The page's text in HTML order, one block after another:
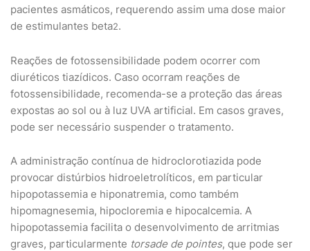
pacientes asmáticos, requerendo assim uma dose maior
de estimulantes beta2.
Reações de fotossensibilidade podem ocorrer com
diuréticos tiazídicos. Caso ocorram reações de
fotossensibilidade, recomenda-se a proteção das áreas
expostas ao sol ou à luz UVA artificial. Em casos graves,
pode ser necessário suspender o tratamento.
A administração contínua de hidroclorotiazida pode
provocar distúrbios hidroeletrolíticos, em particular
hipopotassemia e hiponatremia, como também
hipomagnesemia, hipocloremia e hipocalcemia. A
hipopotassemia facilita o desenvolvimento de arritmias
graves, particularmente torsade de pointes, que pode ser